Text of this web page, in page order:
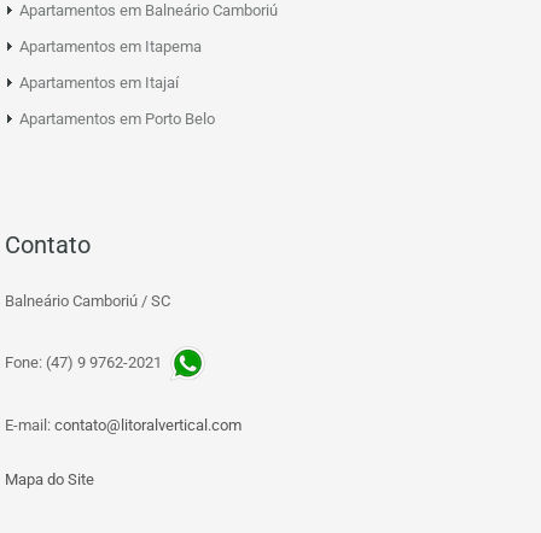
Apartamentos em Balneário Camboriú
Apartamentos em Itapema
Apartamentos em Itajaí
Apartamentos em Porto Belo
Contato
Balneário Camboriú / SC
Fone: (47) 9 9762-2021
E-mail: contato@litoralvertical.com
Mapa do Site